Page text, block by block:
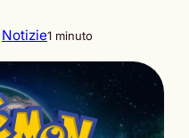
Notizie1 minuto